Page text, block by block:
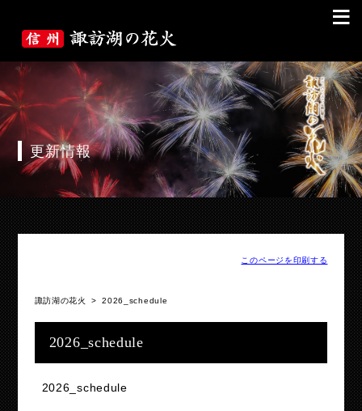
≡
更新情報
このページを印刷する
諏訪湖の花火 >2026_schedule
2026_schedule
2026_schedule